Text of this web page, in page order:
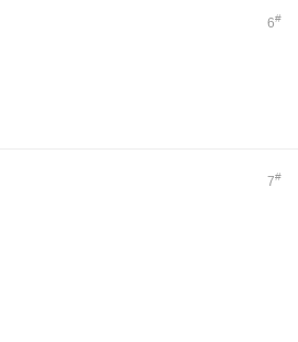
6#
7#